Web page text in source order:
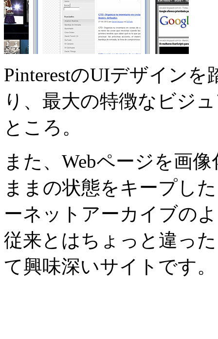
PinterestのUIデザイン
り、最大の特徴なビジ
ところ。
また、Webページを画
ままの状態をキープし
ーネットアーカイブの
従来とはちょっと違っ
て興味深いサイトです。